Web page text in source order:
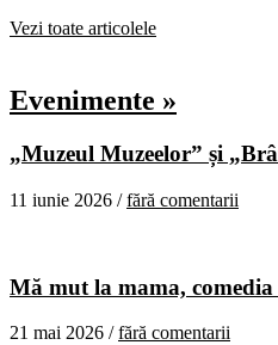
Vezi toate articolele
Evenimente »
„Muzeul Muzeelor” și
11 iunie 2026 /fără comentarii
Mă mut la mama,
21 mai 2026 /fără comentarii